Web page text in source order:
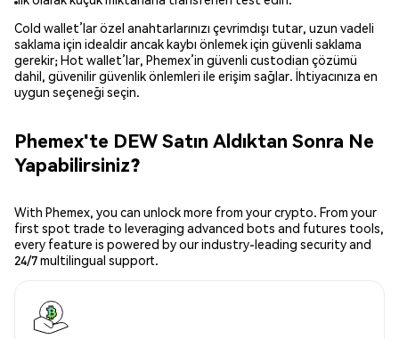
Cold wallet’lar özel anahtarlarınızı çevrimdışı tutar, uzun vadeli
saklama için idealdir ancak kaybı önlemek için güvenli saklama
gerekir; Hot wallet’lar, Phemex’in güvenli custodian çözümü
dahil, güvenilir güvenlik önlemleri ile erişim sağlar. İhtiyacınıza en
uygun seçeneği seçin.
Phemex'te DEW Satın Aldıktan Sonra Ne
Yapabilirsiniz?
With Phemex, you can unlock more from your crypto. From your
first spot trade to leveraging advanced bots and futures tools,
every feature is powered by our industry-leading security and
24/7 multilingual support.